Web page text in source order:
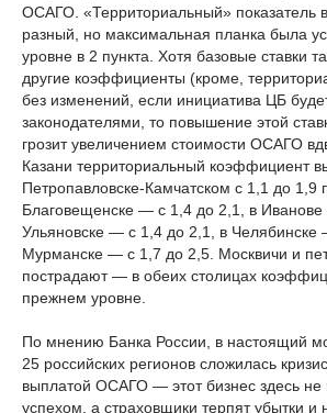
ОСАГО. «Территориальный» показатель
разный, но максимальная планка была
уровне в 2 пункта. Хотя базовые ставки
другие коэффициенты (кроме,
без изменений, если инициатива ЦБ
законодателями, то повышение этой
грозит увеличением стоимости ОСАГО
Казани территориальный коэффициент
Петропавловске-Камчатском с 1,1 до 1,9
Благовещенске — с 1,4 до 2,1, в
Ульяновске — с 1,4 до 2,1, в Челябинске
Мурманске — с 1,7 до 2,5. Москвичи и
пострадают — в обеих столицах
прежнем уровне.
По мнению Банка России, в настоящий
25 российских регионов сложилась
выплатой ОСАГО — этот бизнес здесь не
успехом, а страховщики терпят убытки и